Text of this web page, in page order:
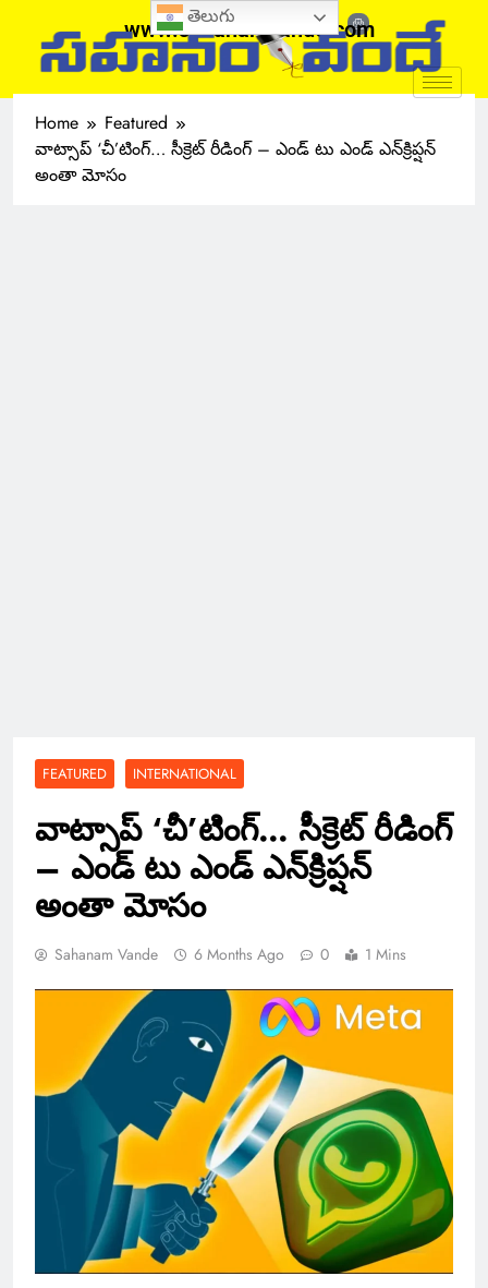
www.sahanamvande.com
Home
Featured
వాట్సాప్ ‘చీ’టింగ్… సీక్రెట్ రీడింగ్ – ఎండ్ టు ఎండ్ ఎన్‌క్రిప్షన్
అంతా మోసం
FEATURED INTERNATIONAL
వాట్సాప్ ‘చీ’టింగ్… సీక్రెట్ రీడింగ్
– ఎండ్ టు ఎండ్ ఎన్‌క్రిప్షన్
అంతా మోసం
Sahanam Vande 6 Months Ago 0 1 Mins
తెలుగు